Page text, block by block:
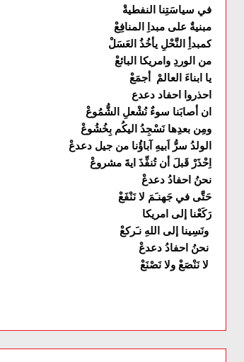
في سياسَتِنا النفطيةْ
مبنيةٌ على مبداِ المنافِعْ
كمبدأِ النَّحْلِ يأخُذُ العَسَلْ
من الوردِ وامريكا البائعْ
يا ابناءَ العالمْ أجمَعْ
احذروا احفاد دعدع
ان أصابَنا سوءٌ نُشْعلِ الشُّمُوعْ
ومِن بعدِها نَسْجِدُ اليكُم بِخُشُوعْ
الولدُ سرُّ اَبيهِ آباؤُنا من جيل دعدعْ
اِحْذَرْ قَبلَ أن تُنفِّذَ ايةَ مشروعْ
نحنُ احفادُ دعدعْ
حَتَّى في جَهنـَمَ لا نَنْفَعْ
رَكَعْنا إلى امريكا
ونَسِينا إلى اللهِ نـَركعْ
نحنُ احفادُ دعدعْ
لا نَنْصَعْ ولا نَصْنَعْ